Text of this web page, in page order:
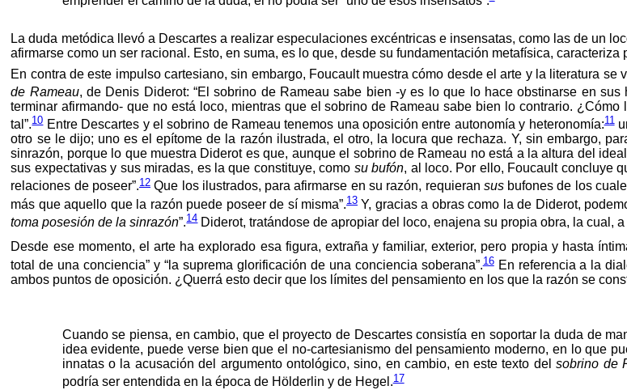
La duda metódica llevó a Descartes a realizar especulaciones excéntricas e insensatas, como las de un
afirmarse como un ser racional. Esto, en suma, es lo que, desde su fundamentación metafísica, caracteriza
En contra de este impulso cartesiano, sin embargo, Foucault muestra cómo desde el arte y la literatura
de Rameau, de Denis Diderot: “El sobrino de Rameau sabe bien -y es lo que lo hace obstinarse en sus
terminar afirmando- que no está loco, mientras que el sobrino de Rameau sabe bien lo contrario.
tal”.10Entre Descartes y el sobrino de Rameau tenemos una oposición entre autonomía y heteronomía:11
otro se le dijo; uno es el epítome de la razón ilustrada, el otro, la locura que rechaza. Y, sin embargo,
sinrazón, porque lo que muestra Diderot es que, aunque el sobrino de Rameau no está a la altura del
sus expectativas y sus miradas, es la que constituye, como su bufón, al loco. Por ello, Foucault concluye
relaciones de poseer”.12 Que los ilustrados, para afirmarse en su razón, requieran susbufones de los
más que aquello que la razón puede poseer de sí misma”.13 Y, gracias a obras como la de Diderot,
toma posesión de la sinrazón”.14Diderot, tratándose de apropiar del loco, enajena su propia obra, la cual,
Desde ese momento, el arte ha explorado esa figura, extraña y familiar, exterior, pero propia y hasta
total de una conciencia” y “la suprema glorificación de una conciencia soberana”.16En referencia a la
ambos puntos de oposición. ¿Querrá esto decir que los límites del pensamiento en los que la razón se
Cuando se piensa, en cambio, que el proyecto de Descartes consistía en soportar la duda de
idea evidente, puede verse bien que el no-cartesianismo del pensamiento moderno, en lo que
innatas o la acusación del argumento ontológico, sino, en cambio, en este texto delsobrino de
podría ser entendida en la época de Hölderlin y de Hegel.17